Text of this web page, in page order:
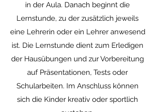
in der Aula. Danach beginnt die
Lernstunde, zu der zusätzlich jeweils
eine Lehrerin oder ein Lehrer anwesend
ist. Die Lernstunde dient zum Erledigen
der Hausübungen und zur Vorbereitung
auf Präsentationen, Tests oder
Schularbeiten. Im Anschluss können
sich die Kinder kreativ oder sportlich